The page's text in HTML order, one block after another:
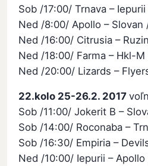
Sob /17:00/ Trnava –
Ned /8:00/ Apollo – Slovan
Ned /16:00/ Citrusia –
Ned /18:00/ Farma – Hkl-
Ned /20:00/ Lizards –
22.kolo 25-26.2. 2017
Sob /11:00/ Jokerit B –
Sob /14:00/ Roconaba –
Sob /16:30/ Empiria –
Ned /10:00/ Iepurii –